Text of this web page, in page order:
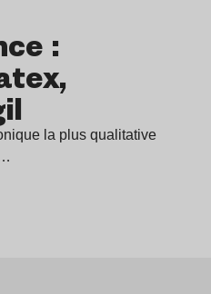
:
la plus qualitative